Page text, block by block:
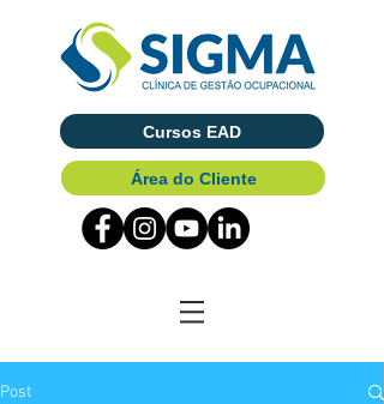
Cursos EAD
Área do Cliente
Post